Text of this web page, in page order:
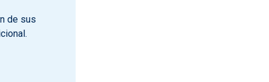
de sus